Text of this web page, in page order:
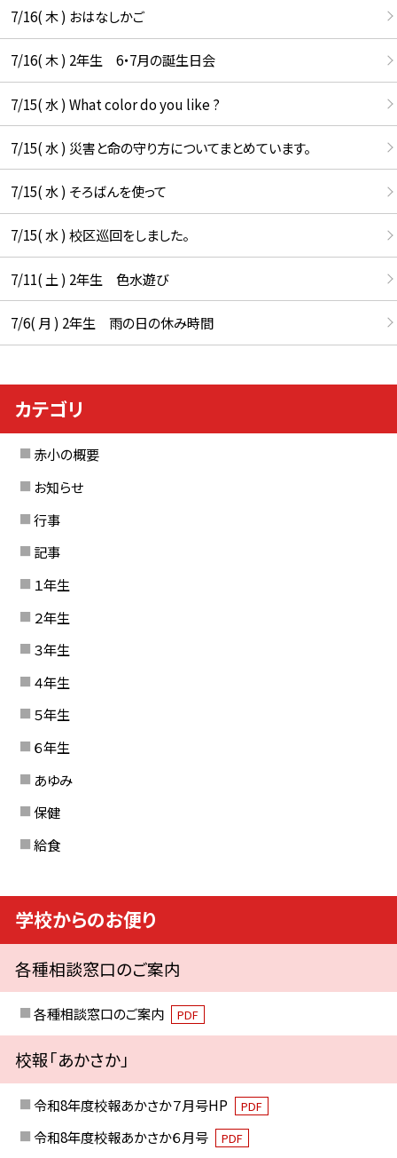
7/16( 木 ) おはなしかご
7/16( 木 ) 2年生 6・7月の誕生日会
7/15( 水 ) What color do you like ?
7/15( 水 ) 災害と命の守り方についてまとめています。
7/15( 水 ) そろばんを使って
7/15( 水 ) 校区巡回をしました。
7/11( 土 ) 2年生 色水遊び
7/6( 月 ) 2年生 雨の日の休み時間
カテゴリ
赤小の概要
お知らせ
行事
記事
１年生
２年生
３年生
４年生
５年生
６年生
あゆみ
保健
給食
学校からのお便り
各種相談窓口のご案内
各種相談窓口のご案内 PDF
校報「あかさか」
令和8年度校報あかさか７月号HP PDF
令和8年度校報あかさか６月号 PDF